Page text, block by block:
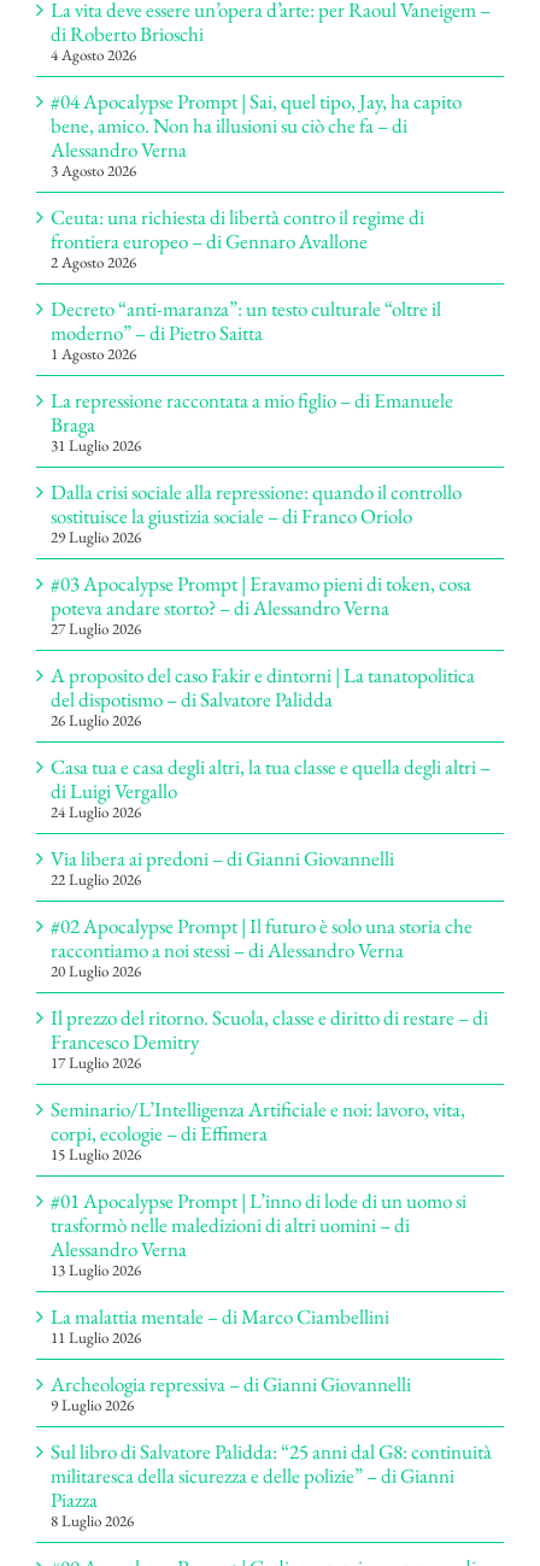
La vita deve essere un’opera d’arte: per Raoul Vaneigem –
di Roberto Brioschi
4 Agosto 2026
#04 Apocalypse Prompt | Sai, quel tipo, Jay, ha capito
bene, amico. Non ha illusioni su ciò che fa – di
Alessandro Verna
3 Agosto 2026
Ceuta: una richiesta di libertà contro il regime di
frontiera europeo – di Gennaro Avallone
2 Agosto 2026
Decreto “anti-maranza”: un testo culturale “oltre il
moderno” – di Pietro Saitta
1 Agosto 2026
La repressione raccontata a mio figlio – di Emanuele
Braga
31 Luglio 2026
Dalla crisi sociale alla repressione: quando il controllo
sostituisce la giustizia sociale – di Franco Oriolo
29 Luglio 2026
#03 Apocalypse Prompt | Eravamo pieni di token, cosa
poteva andare storto? – di Alessandro Verna
27 Luglio 2026
A proposito del caso Fakir e dintorni | La tanatopolitica
del dispotismo – di Salvatore Palidda
26 Luglio 2026
Casa tua e casa degli altri, la tua classe e quella degli altri –
di Luigi Vergallo
24 Luglio 2026
Via libera ai predoni – di Gianni Giovannelli
22 Luglio 2026
#02 Apocalypse Prompt | Il futuro è solo una storia che
raccontiamo a noi stessi – di Alessandro Verna
20 Luglio 2026
Il prezzo del ritorno. Scuola, classe e diritto di restare – di
Francesco Demitry
17 Luglio 2026
Seminario/L’Intelligenza Artificiale e noi: lavoro, vita,
corpi, ecologie – di Effimera
15 Luglio 2026
#01 Apocalypse Prompt | L’inno di lode di un uomo si
trasformò nelle maledizioni di altri uomini – di
Alessandro Verna
13 Luglio 2026
La malattia mentale – di Marco Ciambellini
11 Luglio 2026
Archeologia repressiva – di Gianni Giovannelli
9 Luglio 2026
Sul libro di Salvatore Palidda: “25 anni dal G8: continuità
militaresca della sicurezza e delle polizie” – di Gianni
Piazza
8 Luglio 2026